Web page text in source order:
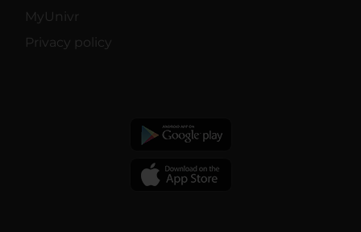
MyUnivr
Privacy policy